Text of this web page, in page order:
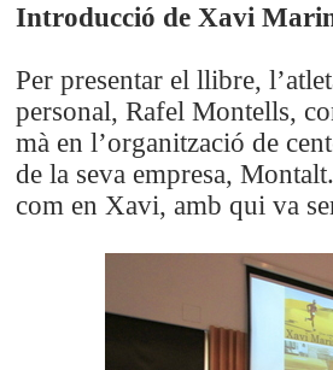
Introducció de Xavi
Per presentar el llibre,
personal, Rafel Montells,
mà en l’organització de
de la seva empresa,
com en Xavi, amb qui va